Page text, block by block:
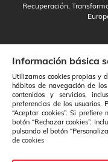
Recuperación,
Información básica
Utilizamos cookies propias y
hábitos de navegación de
contenidos y servicios,
preferencias de los usuarios.
“Aceptar cookies”. Si
botón “Rechazar cookies”.
pulsando el botón
de cookies